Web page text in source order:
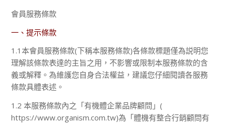
會員服務條款
一、提示條款
1.1本會員服務條款(下稱本服務條款)各條款標題僅為説明您
理解該條款表達的主旨之用，不影響或限制本服務條款的含
義或解釋。為維護您自身合法權益，建議您仔細閱讀各服務
條款具體表述。
1.2 本服務條款內之「有機體企業品牌顧問」(
https://www.organism.com.tw)為「體機有整合行銷顧問有